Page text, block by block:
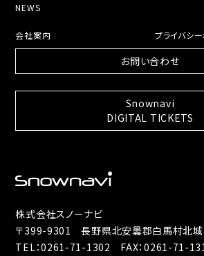
NEWS
会社案内 プライバシ
お問い合わせ
Snownavi
DIGITAL TICKETS
株式会社スノーナビ
〒399-9301 長野県北安曇郡白馬村北
TEL：0261-71-1302 FAX：0261-71-